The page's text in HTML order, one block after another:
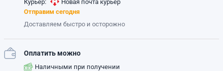
Курьер:
Новая почта курьер
Отправим сегодня
Доставляем быстро и осторожно
Оплатить можно
Наличными при получении